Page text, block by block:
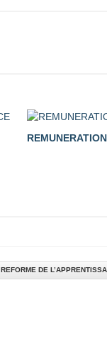
REMUNERATION
REFORME DE